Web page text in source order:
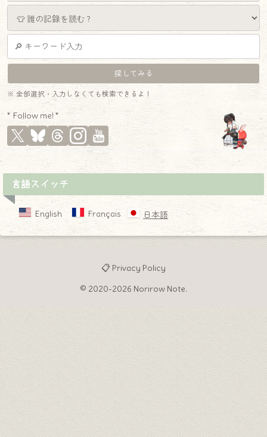
※ 全部選択・入力しなくても検索できるよ！
* Follow me! *
言語スイッチ
English Français 日本語
📋 Privacy Policy
© 2020-2026 Norirow Note.